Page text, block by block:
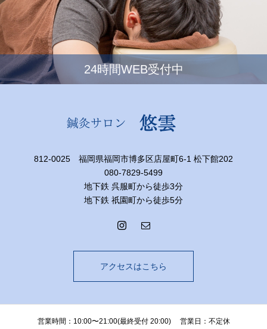
24時間WEB受付中
812-0025 福岡県福岡市博多区店屋町6-1 松下館202
080-7829-5499
地下鉄 呉服町から徒歩3分
地下鉄 祇園町から徒歩5分
アクセスはこちら
営業時間：10:00〜21:00(最終受付 20:00) 営業日：不定休